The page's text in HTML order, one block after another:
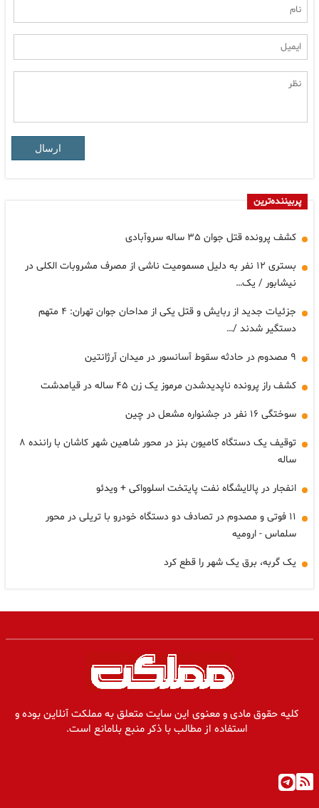
ارسال
پربیننده‌ترین
کشف پرونده قتل جوان ۳۵ ساله سروآبادی
بستری ۱۲ نفر به دلیل مسمومیت ناشی از مصرف مشروبات الکلی در
نیشابور / یک…
جزئیات جدید از ربایش و قتل یکی از مداحان جوان تهران: ۴ متهم
دستگیر شدند /…
۹ مصدوم در حادثه سقوط آسانسور در میدان آرژانتین
کشف راز پرونده ناپدیدشدن مرموز یک زن ۴۵ ساله در قیامدشت
سوختگی ۱۶ نفر در جشنواره مشعل در چین
توقیف یک دستگاه کامیون بنز در محور شاهین شهر کاشان با راننده ۸
ساله
انفجار در پالایشگاه نفت پایتخت اسلوواکی + ویدئو
۱۱ فوتی و مصدوم در تصادف دو دستگاه خودرو با تریلی در محور
سلماس - ارومیه
یک گربه، برق یک شهر را قطع کرد
کلیه حقوق مادی و معنوی این سایت متعلق به مملکت آنلاین بوده و
استفاده از مطالب با ذکر منبع بلامانع است.